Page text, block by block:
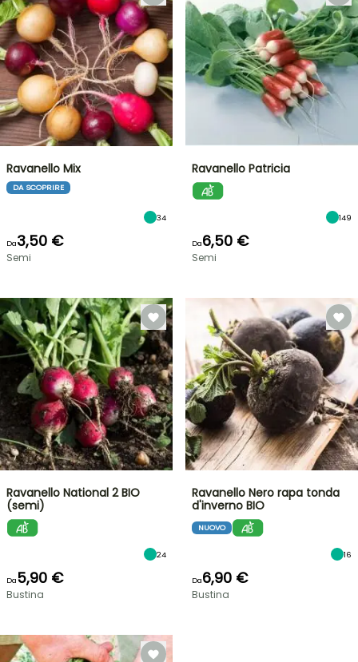
Ravanello Mix
DA SCOPRIRE
34
Da3,50 €
Semi
Ravanello Patricia
149
Da6,50 €
Semi
Ravanello National 2 BIO
(semi)
24
Da5,90 €
Bustina
Ravanello Nero rapa tonda
d'inverno BIO
NUOVO
16
Da6,90 €
Bustina